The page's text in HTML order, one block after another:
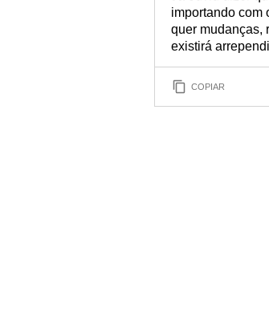
importando com
quer mudanças,
existirá
COPIAR